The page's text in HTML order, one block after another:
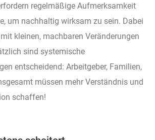
regelmäßige Aufmerksamkeit
um nachhaltig wirksam zu sein. Dabei
kleinen, machbaren Veränderungen
sind systemische
entscheidend: Arbeitgeber, Familien,
müssen mehr Verständnis und
schaffen!